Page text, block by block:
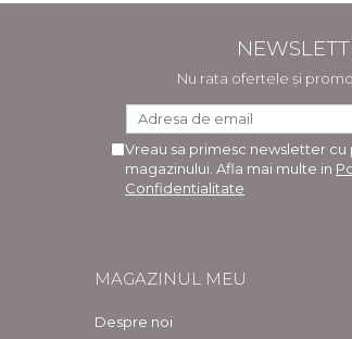
Nu rata ofertele și
Vreau sa primesc newsletter
magazinului. Afla mai multe in
Confidentialitate
MAGAZINUL MEU
Despre noi